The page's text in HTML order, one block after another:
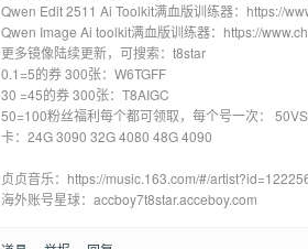
Qwen Edit 2511 Ai Toolkit满血版训练器：https://
Qwen Image Ai toolkit满血版训练器：https://
更多镜像陆续更新，可搜索：t8star
0.1=5的券 300张：W6TGFF
30 =45的券 300张：T8AIGC
50=100粉丝福利每个都可领取，每个号一次：
卡：24G 3090 32G 4080 48G 4090
贞贞音乐：https://music.163.com/#/
海外账号星球：accboy7t8star.acceboy.com